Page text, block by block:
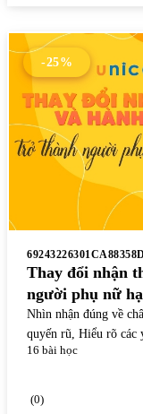
-25%
Thay đổi nhận
người phụ nữ
Nhìn nhận đúng về
quyến rũ, Hiểu rõ các
một người phụ nữ
16 bài học
(0)